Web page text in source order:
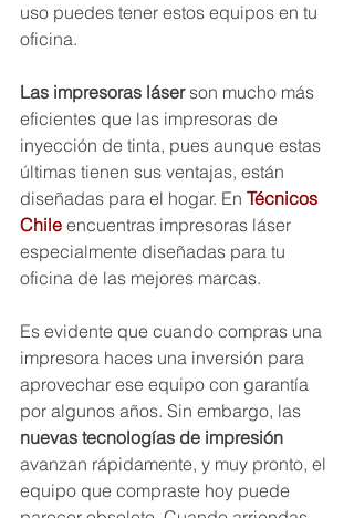
uso puedes tener estos equipos en tu
oficina.
Las impresoras láser son mucho más
eficientes que las impresoras de
inyección de tinta, pues aunque estas
últimas tienen sus ventajas, están
diseñadas para el hogar. En Técnicos
Chile encuentras impresoras láser
especialmente diseñadas para tu
oficina de las mejores marcas.
Es evidente que cuando compras una
impresora haces una inversión para
aprovechar ese equipo con garantía
por algunos años. Sin embargo, las
nuevas tecnologías de impresión
avanzan rápidamente, y muy pronto, el
equipo que compraste hoy puede